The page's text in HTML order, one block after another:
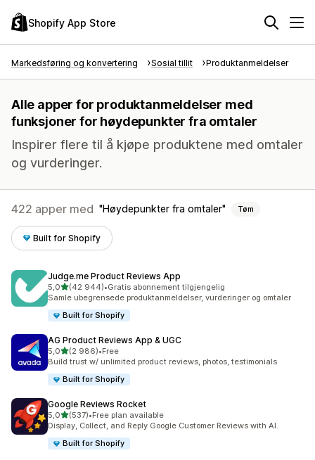
Shopify App Store
Markedsføring og konvertering Sosial tillit Produktanmeldelser
Alle apper for produktanmeldelser med
funksjoner for høydepunkter fra omtaler
Inspirer flere til å kjøpe produktene med omtaler
og vurderinger.
422 apper med Høydepunkter fra omtaler Tøm
Built for Shopify
Judge.me Product Reviews App
5,0av 5 stjerner
(42 944)
Totalt 42944 omtaler
•Gratis abonnement tilgjengelig
Samle ubegrensede produktanmeldelser, vurderinger og omtaler
Built for Shopify
AG Product Reviews App & UGC
5,0av 5 stjerner
(2 986)
Totalt 2986 omtaler
•Free
Build trust w/ unlimited product reviews, photos, testimonials
Built for Shopify
Google Reviews Rocket
5,0av 5 stjerner
(537)
Totalt 537 omtaler
•Free plan available
Display, Collect, and Reply Google Customer Reviews with AI.
Built for Shopify